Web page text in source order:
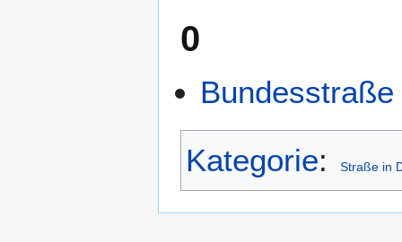
0
Bundesstraße
Kategorie: Straße in